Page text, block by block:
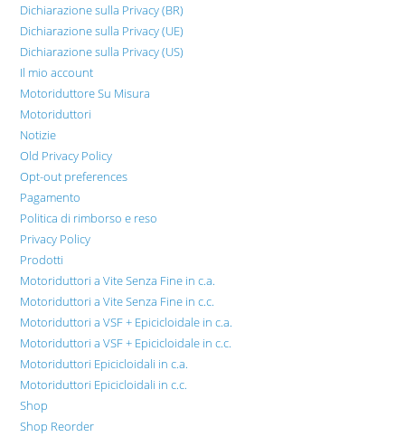
Dichiarazione sulla Privacy (BR)
Dichiarazione sulla Privacy (UE)
Dichiarazione sulla Privacy (US)
Il mio account
Motoriduttore Su Misura
Motoriduttori
Notizie
Old Privacy Policy
Opt-out preferences
Pagamento
Politica di rimborso e reso
Privacy Policy
Prodotti
Motoriduttori a Vite Senza Fine in c.a.
Motoriduttori a Vite Senza Fine in c.c.
Motoriduttori a VSF + Epicicloidale in c.a.
Motoriduttori a VSF + Epicicloidale in c.c.
Motoriduttori Epicicloidali in c.a.
Motoriduttori Epicicloidali in c.c.
Shop
Shop Reorder